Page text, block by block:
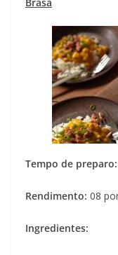
Tempo de preparo:
Rendimento: 08
Ingredientes: